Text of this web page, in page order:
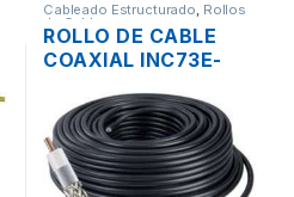
Cableado Estructurado, Rollos
de Cable
ROLLO DE CABLE
COAXIAL INC73E-
OHM 19 METROS